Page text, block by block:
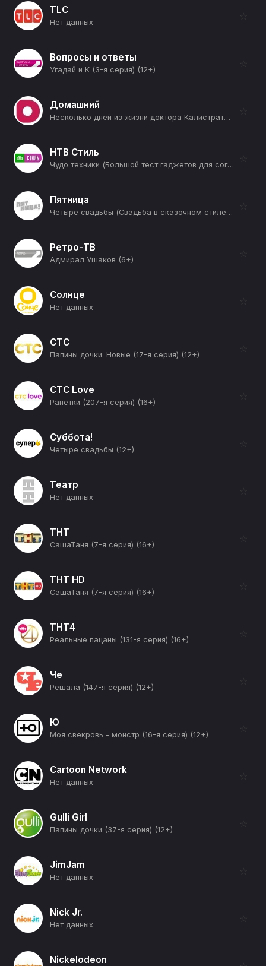
TLC
Нет данных
☆
Вопросы и ответы
Угадай и К (3-я серия) (12+)
☆
Домашний
Несколько дней из жизни доктора Калистратовой (2-я серия) (16+)
☆
НТВ Стиль
Чудо техники (Большой тест гаджетов для согрева зимой и проверка кокосового масла на универсальность) (12+)
☆
Пятница
Четыре свадьбы (Свадьба в сказочном стиле VS Камерная свадьба) (12+)
☆
Ретро-ТВ
Адмирал Ушаков (6+)
☆
Солнце
Нет данных
☆
СТС
Папины дочки. Новые (17-я серия) (12+)
☆
СТС Love
Ранетки (207-я серия) (16+)
☆
Суббота!
Четыре свадьбы (12+)
☆
Театр
Нет данных
☆
ТНТ
СашаТаня (7-я серия) (16+)
☆
ТНТ HD
СашаТаня (7-я серия) (16+)
☆
ТНТ4
Реальные пацаны (131-я серия) (16+)
☆
Че
Решала (147-я серия) (12+)
☆
Ю
Моя свекровь - монстр (16-я серия) (12+)
☆
Cartoon Network
Нет данных
☆
Gulli Girl
Папины дочки (37-я серия) (12+)
☆
JimJam
Нет данных
☆
Nick Jr.
Нет данных
☆
Nickelodeon